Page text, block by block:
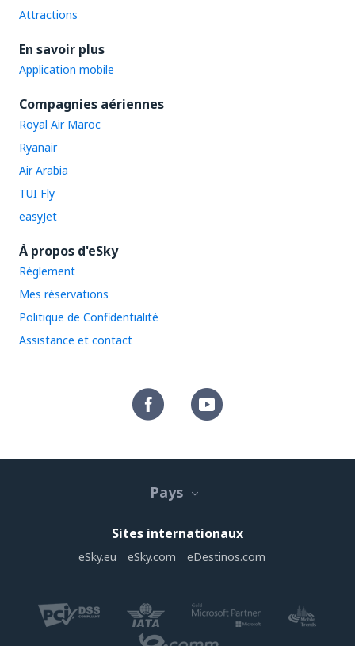
Attractions
En savoir plus
Application mobile
Compagnies aériennes
Royal Air Maroc
Ryanair
Air Arabia
TUI Fly
easyJet
À propos d'eSky
Règlement
Mes réservations
Politique de Confidentialité
Assistance et contact
Pays
Sites internationaux
eSky.eu eSky.com eDestinos.com